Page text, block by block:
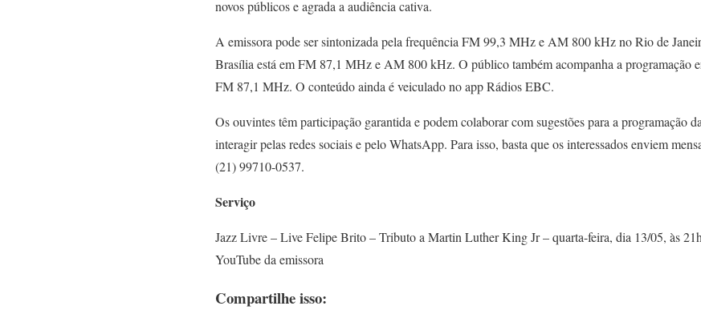
novos públicos e agrada a audiência cativa.
A emissora pode ser sintonizada pela frequência FM 99,3 MHz e AM 800 kHz no Rio de
Brasília está em FM 87,1 MHz e AM 800 kHz. O público também acompanha a programação
FM 87,1 MHz. O conteúdo ainda é veiculado no app Rádios EBC.
Os ouvintes têm participação garantida e podem colaborar com sugestões para a programação da
interagir pelas redes sociais e pelo WhatsApp. Para isso, basta que os interessados enviem
(21) 99710-0537.
Serviço
Jazz Livre – Live Felipe Brito – Tributo a Martin Luther King Jr – quarta-feira, dia 13/05, às
YouTube da emissora
Compartilhe isso: